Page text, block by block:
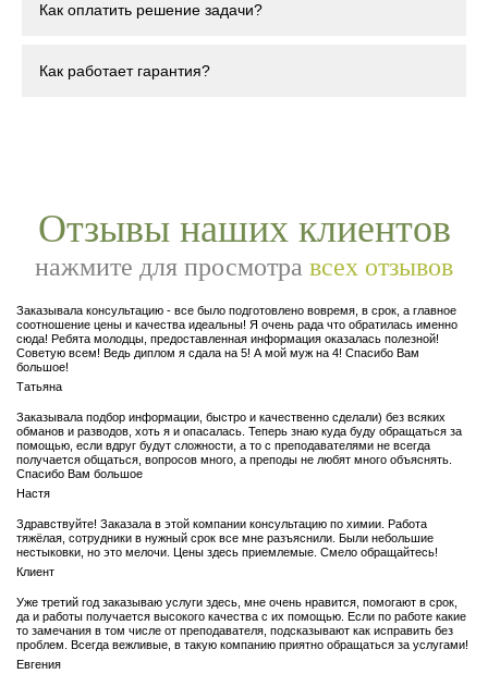
Как оплатить решение задачи?
Как работает гарантия?
Отзывы наших клиентов
нажмите для просмотра всех отзывов
Заказывала консультацию - все было подготовлено вовремя, в срок, а главное
соотношение цены и качества идеальны! Я очень рада что обратилась именно
сюда! Ребята молодцы, предоставленная информация оказалась полезной!
Советую всем! Ведь диплом я сдала на 5! А мой муж на 4! Спасибо Вам
большое!
Татьяна
Заказывала подбор информации, быстро и качественно сделали) без всяких
обманов и разводов, хоть я и опасалась. Теперь знаю куда буду обращаться за
помощью, если вдруг будут сложности, а то с преподавателями не всегда
получается общаться, вопросов много, а преподы не любят много объяснять.
Спасибо Вам большое
Настя
Здравствуйте! Заказала в этой компании консультацию по химии. Работа
тяжёлая, сотрудники в нужный срок все мне разъяснили. Были небольшие
нестыковки, но это мелочи. Цены здесь приемлемые. Смело обращайтесь!
Клиент
Уже третий год заказываю услуги здесь, мне очень нравится, помогают в срок,
да и работы получается высокого качества с их помощью. Если по работе какие
то замечания в том числе от преподавателя, подсказывают как исправить без
проблем. Всегда вежливые, в такую компанию приятно обращаться за услугами!
Евгения